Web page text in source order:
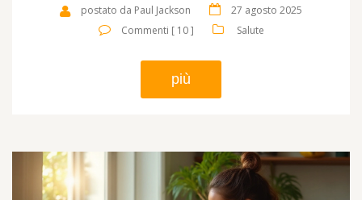
postato da Paul Jackson
27 agosto 2025
Commenti [ 10 ]
Salute
più